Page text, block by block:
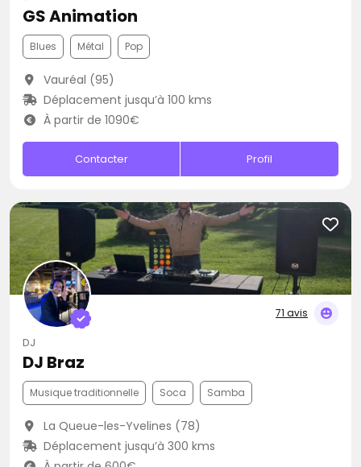
GS Animation
Blues Métal Pop
Vauréal (95)
Déplacement jusqu’à 100 kms
À partir de 1090€
Contacter Profil
71 avis
DJ
DJ Braz
Musique traditionnelle Soca Samba
La Queue-les-Yvelines (78)
Déplacement jusqu’à 300 kms